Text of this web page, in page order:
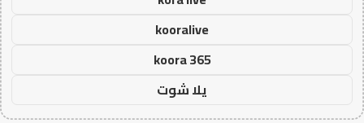
kooralive
koora 365
يلا شوت